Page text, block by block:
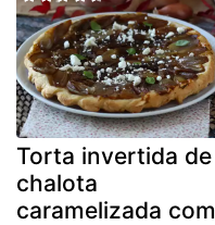
Torta invertida de
chalota
caramelizada com